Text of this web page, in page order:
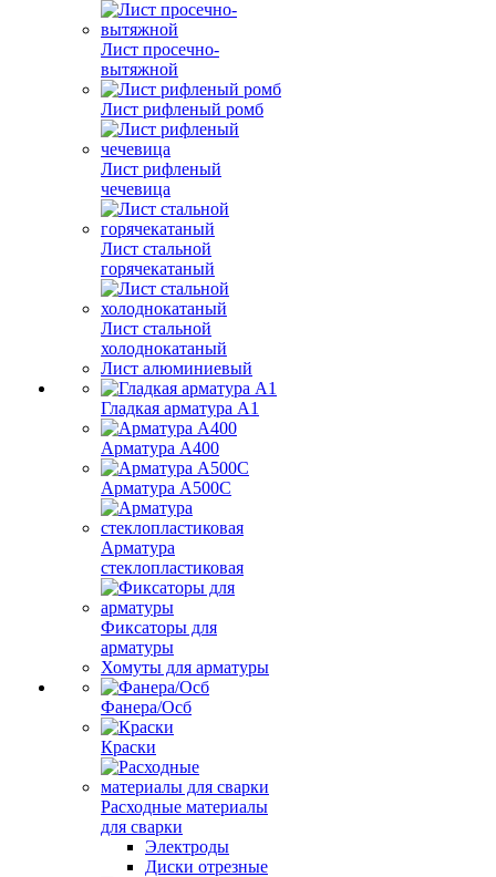
Лист просечно-
вытяжной
Лист рифленый ромб
Лист рифленый
чечевица
Лист стальной
горячекатаный
Лист стальной
холоднокатаный
Лист алюминиевый
Гладкая арматура А1
Арматура А400
Арматура A500C
Арматура
стеклопластиковая
Фиксаторы для
арматуры
Хомуты для арматуры
Фанера/Осб
Краски
Расходные материалы
для сварки
Электроды
Диски отрезные